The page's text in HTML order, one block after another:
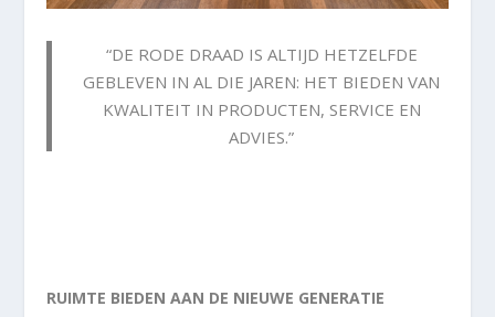
“DE RODE DRAAD IS ALTIJD HETZELFDE
GEBLEVEN IN AL DIE JAREN: HET BIEDEN VAN
KWALITEIT IN PRODUCTEN, SERVICE EN
ADVIES.”
RUIMTE BIEDEN AAN DE NIEUWE GENERATIE